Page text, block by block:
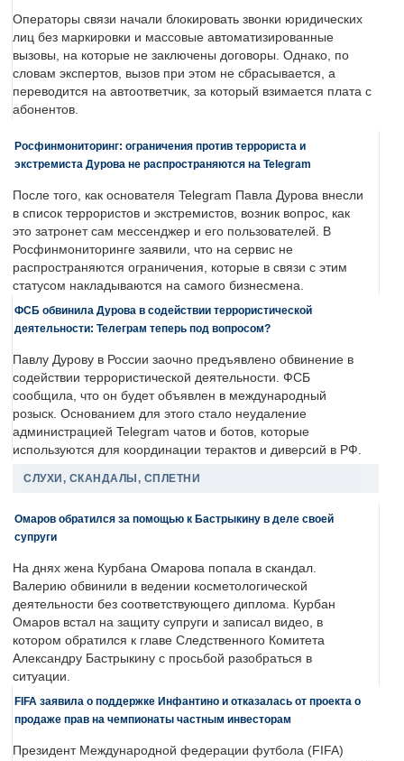
Операторы связи начали блокировать звонки юридических
лиц без маркировки и массовые автоматизированные
вызовы, на которые не заключены договоры. Однако, по
словам экспертов, вызов при этом не сбрасывается, а
переводится на автоответчик, за который взимается плата с
абонентов.
Росфинмониторинг: ограничения против террориста и
экстремиста Дурова не распространяются на Telegram
После того, как основателя Telegram Павла Дурова внесли
в список террористов и экстремистов, возник вопрос, как
это затронет сам мессенджер и его пользователей. В
Росфинмониторинге заявили, что на сервис не
распространяются ограничения, которые в связи с этим
статусом накладываются на самого бизнесмена.
ФСБ обвинила Дурова в содействии террористической
деятельности: Телеграм теперь под вопросом?
Павлу Дурову в России заочно предъявлено обвинение в
содействии террористической деятельности. ФСБ
сообщила, что он будет объявлен в международный
розыск. Основанием для этого стало неудаление
администрацией Telegram чатов и ботов, которые
используются для координации терактов и диверсий в РФ.
СЛУХИ, СКАНДАЛЫ, СПЛЕТНИ
Омаров обратился за помощью к Бастрыкину в деле своей
супруги
На днях жена Курбана Омарова попала в скандал.
Валерию обвинили в ведении косметологической
деятельности без соответствующего диплома. Курбан
Омаров встал на защиту супруги и записал видео, в
котором обратился к главе Следственного Комитета
Александру Бастрыкину с просьбой разобраться в
ситуации.
FIFA заявила о поддержке Инфантино и отказалась от проекта о
продаже прав на чемпионаты частным инвесторам
Президент Международной федерации футбола (FIFA)